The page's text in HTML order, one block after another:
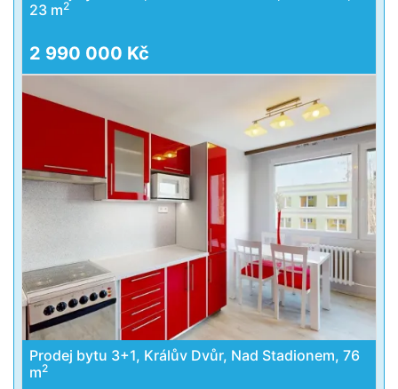
23 m2
2 990 000 Kč
Prodej bytu 3+1, Králův Dvůr, Nad Stadionem, 76
m2